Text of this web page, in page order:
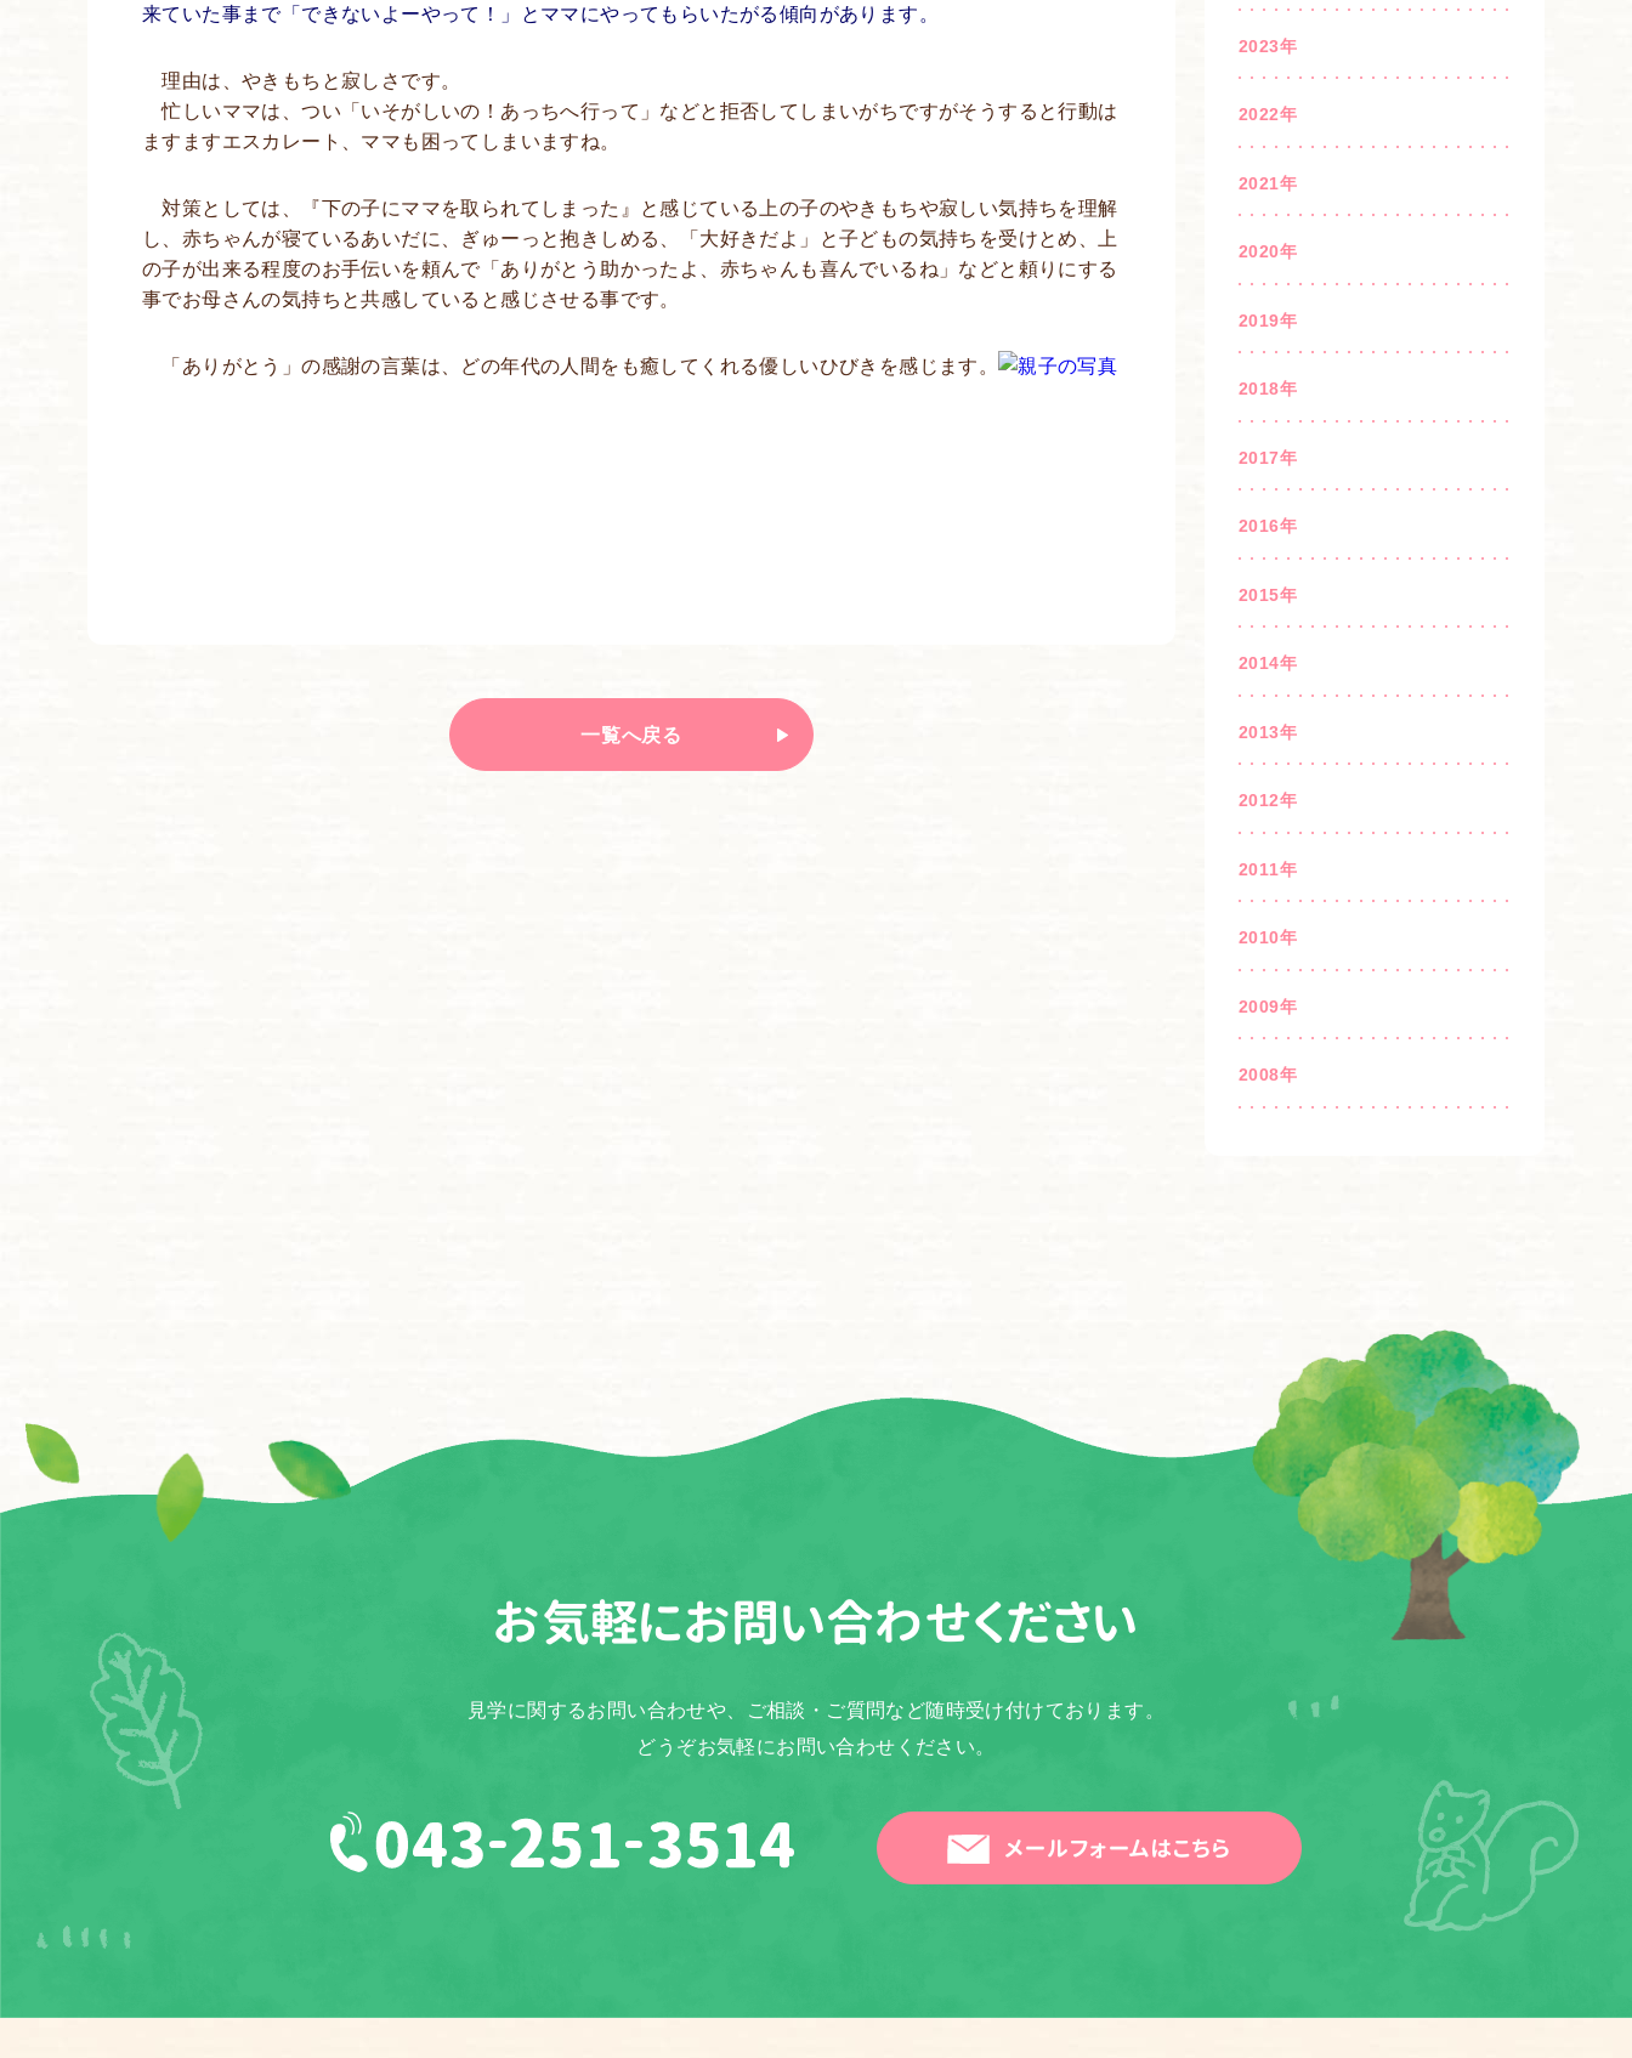
来ていた事まで「できないよーやって！」とママにやってもらいたがる傾向があります。
理由は、やきもちと寂しさです。
忙しいママは、つい「いそがしいの！あっちへ行って」などと拒否してしまいがちですがそうすると行動は
ますますエスカレート、ママも困ってしまいますね。
対策としては、『下の子にママを取られてしまった』と感じている上の子のやきもちや寂しい気持ちを理解
し、赤ちゃんが寝ているあいだに、ぎゅーっと抱きしめる、「大好きだよ」と子どもの気持ちを受けとめ、上
の子が出来る程度のお手伝いを頼んで「ありがとう助かったよ、赤ちゃんも喜んでいるね」などと頼りにする
事でお母さんの気持ちと共感していると感じさせる事です。
「ありがとう」の感謝の言葉は、どの年代の人間をも癒してくれる優しいひびきを感じます。
一覧へ戻る
2023年
2022年
2021年
2020年
2019年
2018年
2017年
2016年
2015年
2014年
2013年
2012年
2011年
2010年
2009年
2008年
お気軽にお問い合わせください
見学に関するお問い合わせや、ご相談・ご質問など随時受け付けております。
どうぞお気軽にお問い合わせください。
メールフォームはこちら